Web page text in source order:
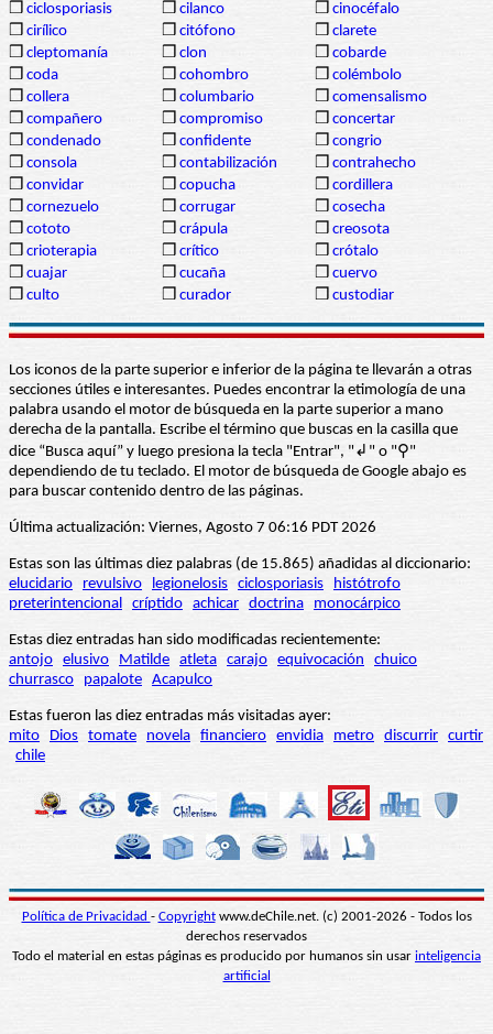
❒ ciclosporiasis ❒ cilanco ❒ cinocéfalo
❒ cirílico ❒ citófono ❒ clarete
❒ cleptomanía ❒ clon ❒ cobarde
❒ coda ❒ cohombro ❒ colémbolo
❒ collera ❒ columbario ❒ comensalismo
❒ compañero ❒ compromiso ❒ concertar
❒ condenado ❒ confidente ❒ congrio
❒ consola ❒ contabilización ❒ contrahecho
❒ convidar ❒ copucha ❒ cordillera
❒ cornezuelo ❒ corrugar ❒ cosecha
❒ cototo ❒ crápula ❒ creosota
❒ crioterapia ❒ crítico ❒ crótalo
❒ cuajar ❒ cucaña ❒ cuervo
❒ culto ❒ curador ❒ custodiar
Los iconos de la parte superior e inferior de la página te llevarán a otras
secciones útiles e interesantes. Puedes encontrar la etimología de una
palabra usando el motor de búsqueda en la parte superior a mano
derecha de la pantalla. Escribe el término que buscas en la casilla que
dice “Busca aquí” y luego presiona la tecla "Entrar", "↲" o "⚲"
dependiendo de tu teclado. El motor de búsqueda de Google abajo es
para buscar contenido dentro de las páginas.
Última actualización: Viernes, Agosto 7 06:16 PDT 2026
Estas son las últimas diez palabras (de 15.865) añadidas al diccionario:
elucidario
revulsivo legionelosis ciclosporiasis
histótrofo
preterintencional críptido achicar doctrina monocárpico
Estas diez entradas han sido modificadas recientemente:
antojo elusivo Matilde atleta carajo equivocación
chuico
churrasco
papalote Acapulco
Estas fueron las diez entradas más visitadas ayer:
mito
Dios tomate novela financiero envidia metro discurrir curtir
chile
Política de Privacidad - Copyrightwww.deChile.net. (c) 2001-2026 - Todos los
derechos reservados
Todo el material en estas páginas es producido por humanos sin usar inteligencia
artificial